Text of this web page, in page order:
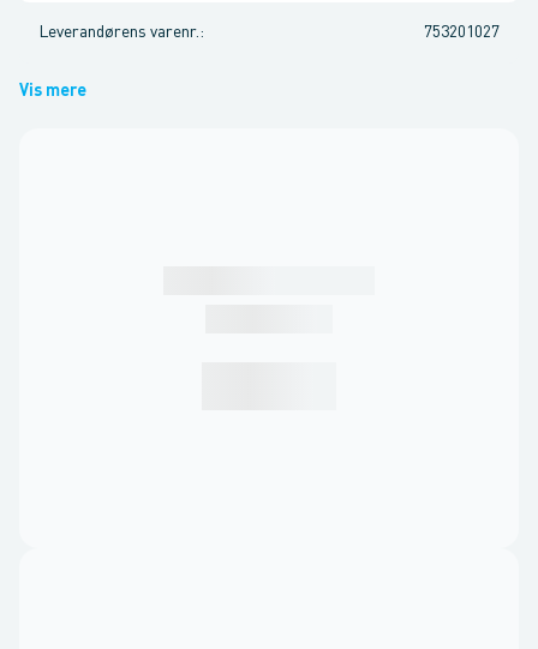
Leverandørens varenr. : 753201027
Vis mere